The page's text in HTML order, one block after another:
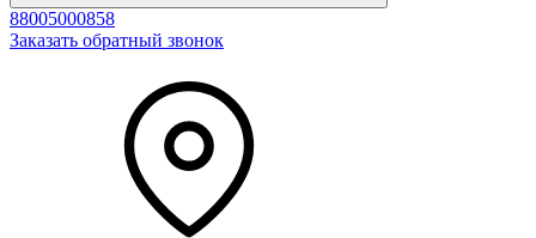
88005000858
Заказать обратный звонок